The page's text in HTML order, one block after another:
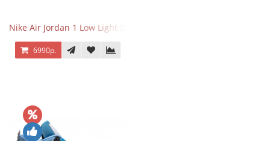
Nike Air Jordan 1 Low Light Smoke Grey
6990р.